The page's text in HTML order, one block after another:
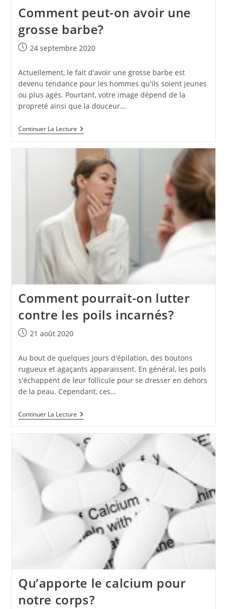
Comment peut-on avoir une
grosse barbe?
Publication
24 septembre 2020
Actuellement, le fait d'avoir une grosse barbe est
devenu tendance pour les hommes qu'ils soient jeunes
ou plus agés. Pourtant, votre image dépend de la
propreté ainsi que la douceur…
Continuer La LectureComment
Peut-
Une
Grosse
Barbe?
Comment pourrait-on lutter
contre les poils incarnés?
Publication
21 août 2020
Au bout de quelques jours d'épilation, des boutons
rugueux et agaçants apparaissent. En général, les poils
s'échappent de leur follicule pour se dresser en dehors
de la peau. Cependant, ces…
Continuer La LectureComment
Pourrait-
Lutter
Contre
Les
Poils
Incarnés?
Qu’apporte le calcium pour
notre corps?